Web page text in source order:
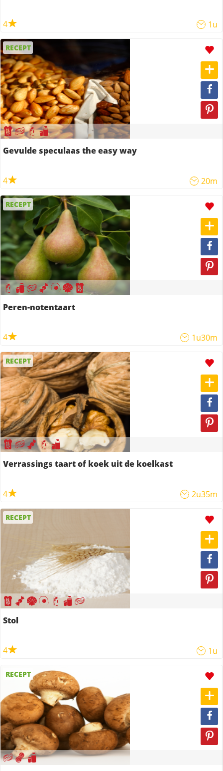
4 1u
RECEPT
Gevulde speculaas the easy way
4 20m
RECEPT
Peren-notentaart
4 1u30m
RECEPT
Verrassings taart of koek uit de koelkast
4 2u35m
RECEPT
Stol
4 1u
RECEPT